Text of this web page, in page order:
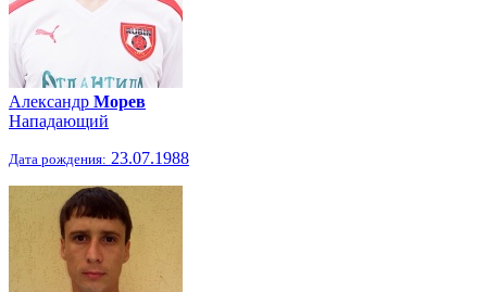
Александр Морев
Нападающий
Дата рождения: 23.07.1988